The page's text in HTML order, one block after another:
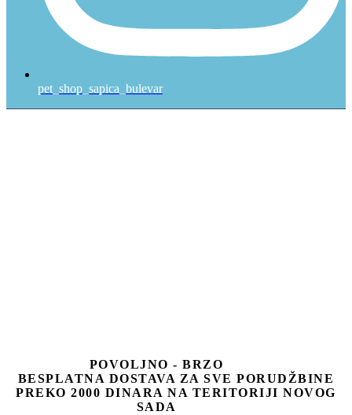
pet_shop_sapica_bulevar
POVOLJNO - BRZO
BESPLATNA DOSTAVA ZA SVE PORUDŽBINE
PREKO 2000 DINARA NA TERITORIJI NOVOG
SADA